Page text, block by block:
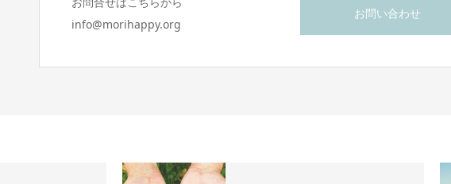
info@morihappy.org
お問い合わせ